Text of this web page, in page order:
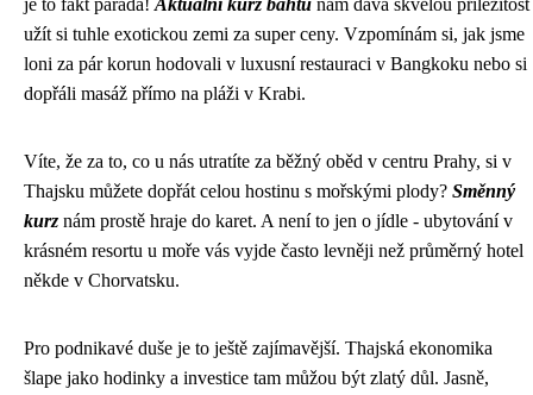
užít si tuhle exotickou zemi za super ceny. Vzpomínám si, jak jsme
loni za pár korun hodovali v luxusní restauraci v Bangkoku nebo si
dopřáli masáž přímo na pláži v Krabi.
Víte, že za to, co u nás utratíte za běžný oběd v centru Prahy, si v
Thajsku můžete dopřát celou hostinu s mořskými plody? Směnný
kurz nám prostě hraje do karet. A není to jen o jídle - ubytování v
krásném resortu u moře vás vyjde často levněji než průměrný hotel
někde v Chorvatsku.
Pro podnikavé duše je to ještě zajímavější. Thajská ekonomika
šlape jako hodinky a investice tam můžou být zlatý důl. Jasně,